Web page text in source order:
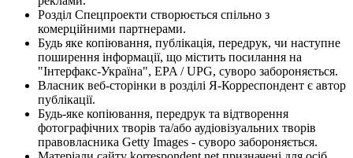
Розділ Спецпроекти створюється спільно з
комерційними партнерами.
Будь яке копіювання, публікація, передрук, чи наступне
поширення інформації, що містить посилання на
"Інтерфакс-Україна", EPA / UPG, суворо забороняється.
Власник веб-сторінки в розділі Я-Корреспондент є автор
публікації.
Будь-яке копіювання, передрук та відтворення
фотографічних творів та/або аудіовізуальних творів
правовласника Getty Images - суворо забороняється.